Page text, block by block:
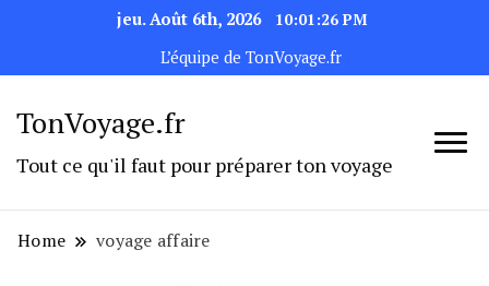
jeu. Août 6th, 2026
10:01:26 PM
L’équipe de TonVoyage.fr
TonVoyage.fr
Tout ce qu'il faut pour préparer ton voyage
Home voyage affaire